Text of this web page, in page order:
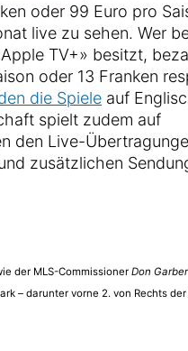
oder 99 Euro pro
live zu sehen. Wer
TV+» besitzt,
oder 13 Franken
die Spieleauf
spielt zudem auf
den Live-
zusätzlichen
der MLS-Commissioner Don Garber
– darunter vorne 2. von Rechts